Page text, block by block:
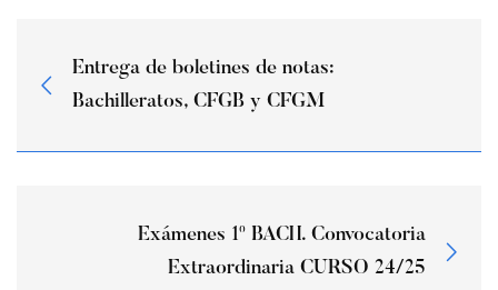
Entrega de boletines de notas:
Bachilleratos, CFGB y CFGM
Exámenes 1º BACH. Convocatoria
Extraordinaria CURSO 24/25